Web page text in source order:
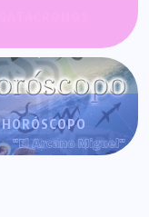
HORÓSCOPO